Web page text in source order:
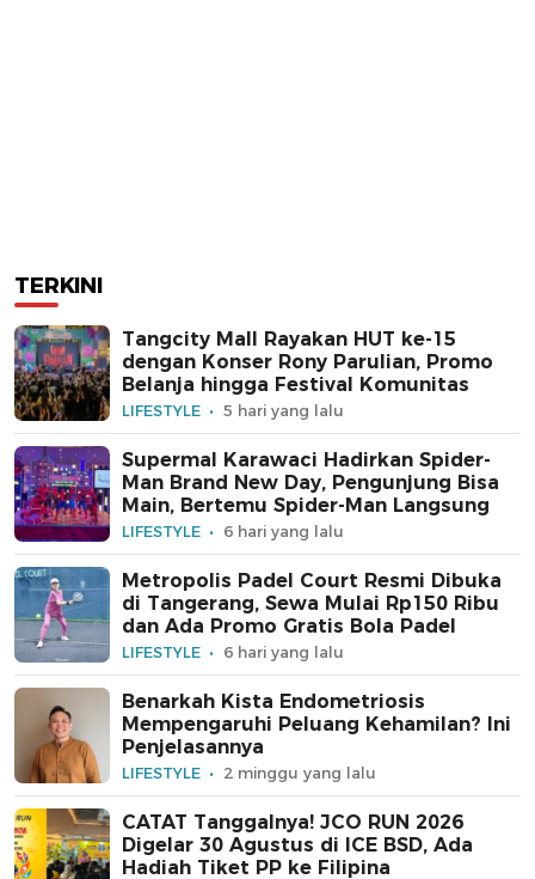
TERKINI
Tangcity Mall Rayakan HUT ke-15
dengan Konser Rony Parulian, Promo
Belanja hingga Festival Komunitas
LIFESTYLE 5 hari yang lalu
Supermal Karawaci Hadirkan Spider-
Man Brand New Day, Pengunjung Bisa
Main, Bertemu Spider-Man Langsung
LIFESTYLE 6 hari yang lalu
Metropolis Padel Court Resmi Dibuka
di Tangerang, Sewa Mulai Rp150 Ribu
dan Ada Promo Gratis Bola Padel
LIFESTYLE 6 hari yang lalu
Benarkah Kista Endometriosis
Mempengaruhi Peluang Kehamilan? Ini
Penjelasannya
LIFESTYLE 2 minggu yang lalu
CATAT Tanggalnya! JCO RUN 2026
Digelar 30 Agustus di ICE BSD, Ada
Hadiah Tiket PP ke Filipina